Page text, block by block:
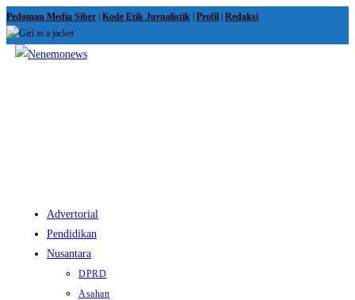
Skip
to
content
Pedoman Media Siber Kode Etik Jurnalistik Profil Redaksi
Advertorial
Pendidikan
Nusantara
DPRD
Asahan